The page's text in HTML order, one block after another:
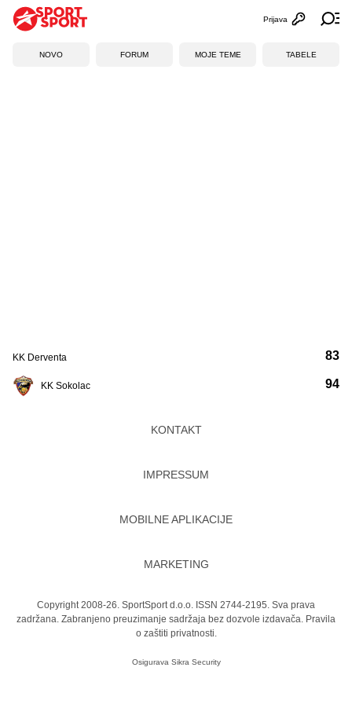
Otvori
Prijava
NOVO FORUM MOJE TEME TABELE
KK Derventa
KK Sokolac
83
94
KONTAKT
IMPRESSUM
MOBILNE APLIKACIJE
MARKETING
Copyright 2008-26. SportSport d.o.o. ISSN 2744-2195. Sva prava
zadržana. Zabranjeno preuzimanje sadržaja bez dozvole izdavača. Pravila
o zaštiti privatnosti.
Osigurava Sikra Security